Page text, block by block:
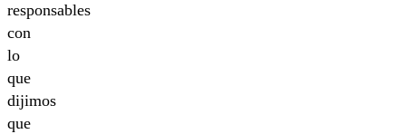
responsables
con
lo
que
dijimos
que